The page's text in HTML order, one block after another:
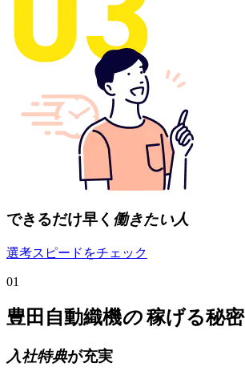
できるだけ早く 働きたい人
選考スピードをチェック
01
豊田自動織機の 稼げる秘密
入社特典が充実